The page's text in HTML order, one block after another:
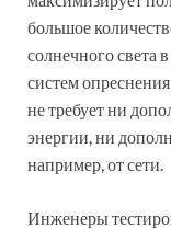
большое
солнечного света
систем
не требует ни
энергии, ни
например, от сети.
Инженеры